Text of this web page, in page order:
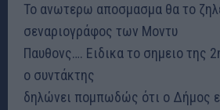
Το ανωτερω αποσμασμα θα το
σεναριογράφος των Μοντυ
Παυθονς…. Ειδικα το σημειο της
ο συντάκτης
δηλώνει πομπωδώς ότι ο Δήμος